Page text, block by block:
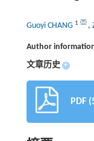
Guoyi CHANG 1 ,
Author
文章历史 +
PDF